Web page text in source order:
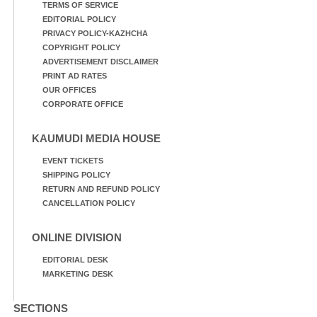
TERMS OF SERVICE
EDITORIAL POLICY
PRIVACY POLICY-KAZHCHA
COPYRIGHT POLICY
ADVERTISEMENT DISCLAIMER
PRINT AD RATES
OUR OFFICES
CORPORATE OFFICE
KAUMUDI MEDIA HOUSE
EVENT TICKETS
SHIPPING POLICY
RETURN AND REFUND POLICY
CANCELLATION POLICY
ONLINE DIVISION
EDITORIAL DESK
MARKETING DESK
SECTIONS